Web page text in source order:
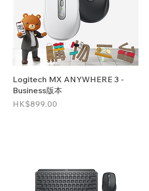
Logitech MX ANYWHERE 3 -
Business版本
價格
HK$899.00